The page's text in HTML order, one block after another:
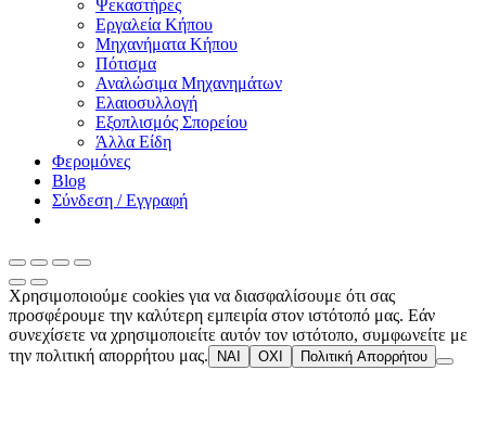
Ψεκαστήρες
Εργαλεία Κήπου
Μηχανήματα Κήπου
Πότισμα
Αναλώσιμα Μηχανημάτων
Ελαιοσυλλογή
Εξοπλισμός Σπορείου
Άλλα Είδη
Φερομόνες
Blog
Σύνδεση / Εγγραφή
Χρησιμοποιούμε cookies για να διασφαλίσουμε ότι σας
προσφέρουμε την καλύτερη εμπειρία στον ιστότοπό μας. Εάν
συνεχίσετε να χρησιμοποιείτε αυτόν τον ιστότοπο, συμφωνείτε με
την πολιτική απορρήτου μας.
ΝΑΙ ΟΧΙ Πολιτική Απορρήτου